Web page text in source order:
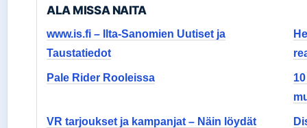
ALA MISSA NAITA
www.is.fi – Ilta-Sanomien Uutiset ja
Taustatiedot
Pale Rider Rooleissa
VR tarjoukset ja kampanjat – Näin löydät